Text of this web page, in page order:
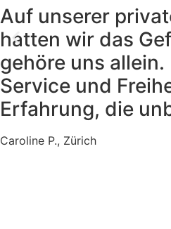
Auf unserer
hatten wir das
gehöre uns
Service und
Erfahrung, die
Caroline P., Zürich